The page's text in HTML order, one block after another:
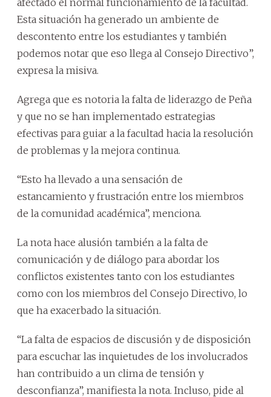
Esta situación ha generado un ambiente de
descontento entre los estudiantes y también
podemos notar que eso llega al Consejo Directivo”,
expresa la misiva.
Agrega que es notoria la falta de liderazgo de Peña
y que no se han implementado estrategias
efectivas para guiar a la facultad hacia la resolución
de problemas y la mejora continua.
“Esto ha llevado a una sensación de
estancamiento y frustración entre los miembros
de la comunidad académica”, menciona.
La nota hace alusión también a la falta de
comunicación y de diálogo para abordar los
conflictos existentes tanto con los estudiantes
como con los miembros del Consejo Directivo, lo
que ha exacerbado la situación.
“La falta de espacios de discusión y de disposición
para escuchar las inquietudes de los involucrados
han contribuido a un clima de tensión y
desconfianza”, manifiesta la nota. Incluso, pide al